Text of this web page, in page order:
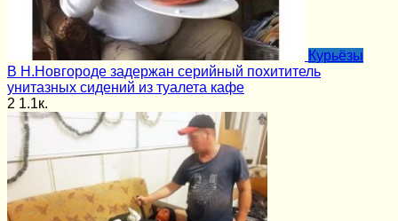
Курьёзы
В Н.Новгороде задержан серийный похититель
унитазных сидений из туалета кафе
2 1.1к.